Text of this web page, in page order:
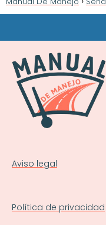
Aviso legal
Política de privacidad